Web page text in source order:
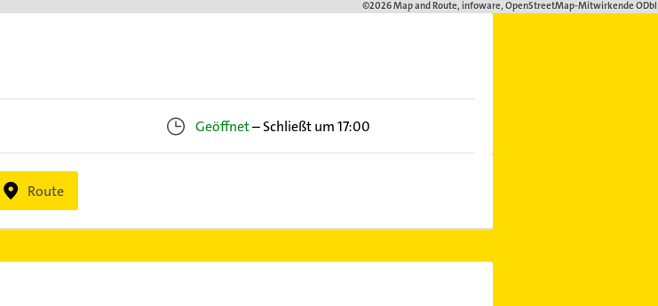
Geöffnet–Schließt um 17:00
Route